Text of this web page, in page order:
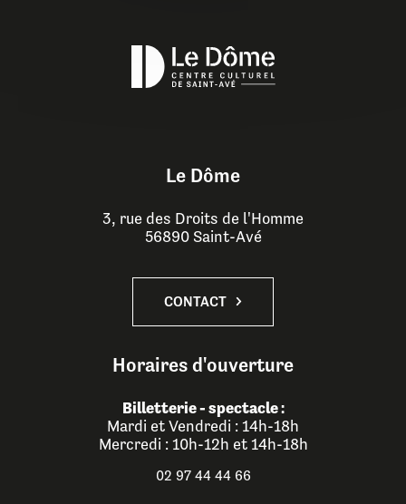
Le Dôme
3, rue des Droits de l'Homme
56890 Saint-Avé
CONTACT
Horaires d'ouverture
Billetterie - spectacle :
Mardi et Vendredi : 14h-18h
Mercredi : 10h-12h et 14h-18h
02 97 44 44 66